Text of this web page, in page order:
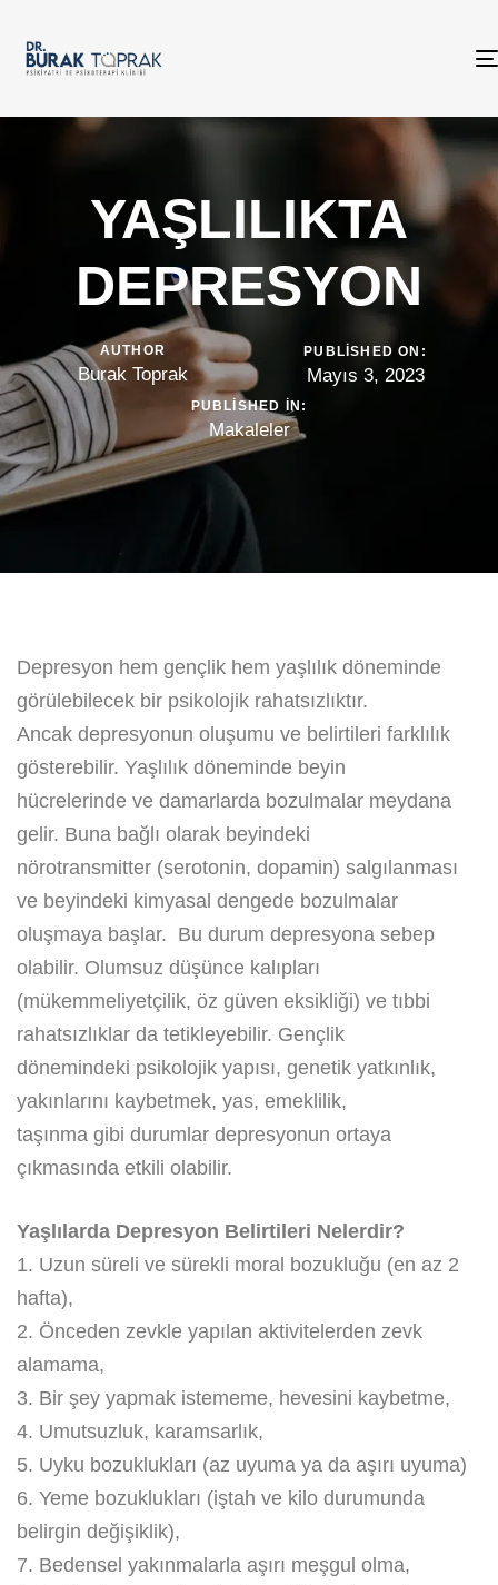
YAŞLILIKTA
DEPRESYON
AUTHOR
Burak Toprak
PUBLISHED ON:
Mayıs 3, 2023
PUBLISHED IN:
Makaleler
Depresyon hem gençlik hem yaşlılık döneminde
görülebilecek bir psikolojik rahatsızlıktır.
Ancak depresyonun oluşumu ve belirtileri farklılık
gösterebilir. Yaşlılık döneminde beyin
hücrelerinde ve damarlarda bozulmalar meydana
gelir. Buna bağlı olarak beyindeki
nörotransmitter (serotonin, dopamin) salgılanması
ve beyindeki kimyasal dengede bozulmalar
oluşmaya başlar. Bu durum depresyona sebep
olabilir. Olumsuz düşünce kalıpları
(mükemmeliyetçilik, öz güven eksikliği) ve tıbbi
rahatsızlıklar da tetikleyebilir. Gençlik
dönemindeki psikolojik yapısı, genetik yatkınlık,
yakınlarını kaybetmek, yas, emeklilik,
taşınma gibi durumlar depresyonun ortaya
çıkmasında etkili olabilir.
Yaşlılarda Depresyon Belirtileri Nelerdir?
1. Uzun süreli ve sürekli moral bozukluğu (en az 2
hafta),
2. Önceden zevkle yapılan aktivitelerden zevk
alamama,
3. Bir şey yapmak istememe, hevesini kaybetme,
4. Umutsuzluk, karamsarlık,
5. Uyku bozuklukları (az uyuma ya da aşırı uyuma)
6. Yeme bozuklukları (iştah ve kilo durumunda
belirgin değişiklik),
7. Bedensel yakınmalarla aşırı meşgul olma,